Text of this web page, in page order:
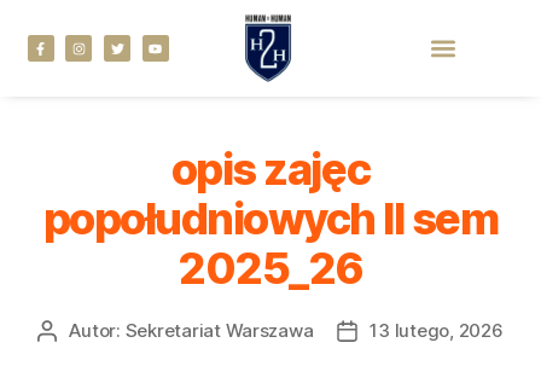
opis zajęc
popołudniowych II sem
2025_26
Autor: Sekretariat Warszawa 13 lutego, 2026